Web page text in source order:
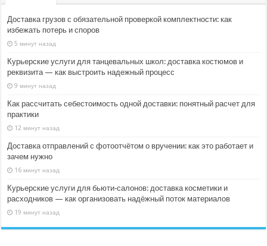
Доставка грузов с обязательной проверкой комплектности: как
избежать потерь и споров
5 минут назад
Курьерские услуги для танцевальных школ: доставка костюмов и
реквизита — как выстроить надежный процесс
9 минут назад
Как рассчитать себестоимость одной доставки: понятный расчет для
практики
12 минут назад
Доставка отправлений с фотоотчётом о вручении: как это работает и
зачем нужно
16 минут назад
Курьерские услуги для бьюти‑салонов: доставка косметики и
расходников — как организовать надёжный поток материалов
19 минут назад